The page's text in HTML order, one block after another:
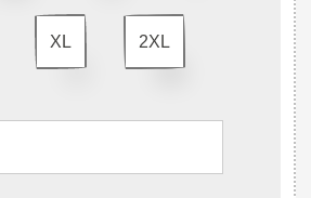
XL 2XL